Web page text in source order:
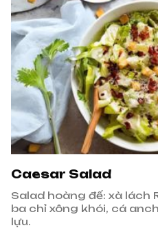
Caesar Salad
Salad hoàng đế: xà lách
ba chỉ xông khói, cá
lựu.